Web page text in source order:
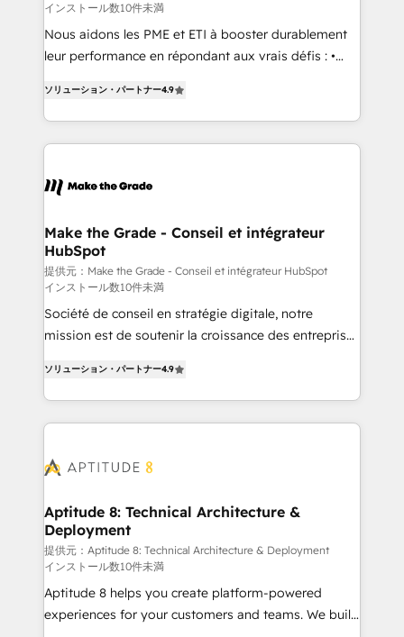
starting from $1,5k - Clay: Elite Studio Solutions
Partner 🤝 - Global: 75+ RPers across five continents
🌐 - Scale: Largest organically grown & fastest tiering
implementations than any other Partner 💻 -
Salesforce: We convert SFDC addicts to HubSpot
evangelists 🧡 Don't pick a marketing or technical
yours. Start winning.
インストール数10件未満
Nous aidons les PME et ETI à booster durablement
leur performance en répondant aux vrais défis : •
téléphonie, etc.) • Alignement des équipes grâce à un
outil et des données partagées • Amélioration de la
collecte et de l’analyse des données pour des
de la productivité des équipes Notre équipe de 30
avec un engagement total, alignant processus
métiers et technologie, et guidant vos équipes à
travers le changement, tout en centrant vos objectifs
d’entreprise. Grâce à une méthodologie éprouvée
auprès de plus de 400 clients, nous comprenons
rapidement vos enjeux et intégrons parfaitement
votre projet HubSpot, contactez notre équipe pour
un échange dédié.
ソリューション・パートナー4.9
Make the Grade - Conseil et intégrateur
HubSpot
提供元：Make the Grade - Conseil et intégrateur HubSpot
インストール数10件未満
Société de conseil en stratégie digitale, notre
mission est de soutenir la croissance des entreprises
l'intégration CRM et le développement des revenus
auprès de vos comptes existants. En France et à
l'international, nous travaillons avec des ETI
delà d’une simple transformation digitale et des
➤ L’intégration de CRM et de méthodologie RevOps
pour aligner les équipes marketing, commerciales et
support client (data migration, synchronisation API,
audit et maintenance) ➤ La création de sites internet
de conversion qui transforment les visiteurs en
opportunités d'affaires ➤ La mise en place de
ソリューション・パートナー4.9
Aptitude 8: Technical Architecture &
Deployment
提供元：Aptitude 8: Technical Architecture & Deployment
インストール数10件未満
Aptitude 8 helps you create platform-powered
experiences for your customers and teams. We build